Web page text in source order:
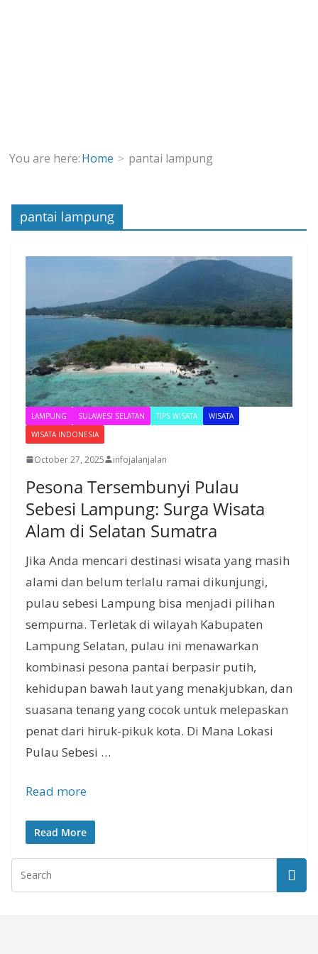
You are here:Home pantai lampung
pantai lampung
LAMPUNG SULAWESI SELATAN TIPS WISATA
WISATA
WISATA INDONESIA
October 27, 2025 infojalanjalan
Pesona Tersembunyi Pulau
Sebesi Lampung: Surga Wisata
Alam di Selatan Sumatra
Jika Anda mencari destinasi wisata yang masih
alami dan belum terlalu ramai dikunjungi,
pulau sebesi Lampung bisa menjadi pilihan
sempurna. Terletak di wilayah Kabupaten
Lampung Selatan, pulau ini menawarkan
kombinasi pesona pantai berpasir putih,
kehidupan bawah laut yang menakjubkan, dan
suasana tenang yang cocok untuk melepaskan
penat dari hiruk-pikuk kota. Di Mana Lokasi
Pulau Sebesi …
Read more
Read More